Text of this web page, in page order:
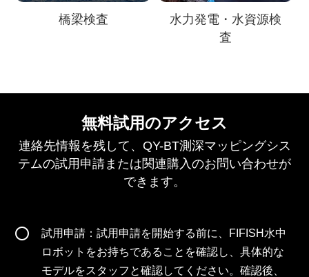
橋梁検査
水力発電・水資源検
査
無料試用のアクセス
連絡先情報を残して、QY-BT測深マッピングシス
テムの試用申請または関連購入のお問い合わせが
できます。
試用申請：試用申請を開始する前に、FIFISH水中
ロボットをお持ちであることを確認し、具体的な
モデルをスタッフと確認してください。確認後、